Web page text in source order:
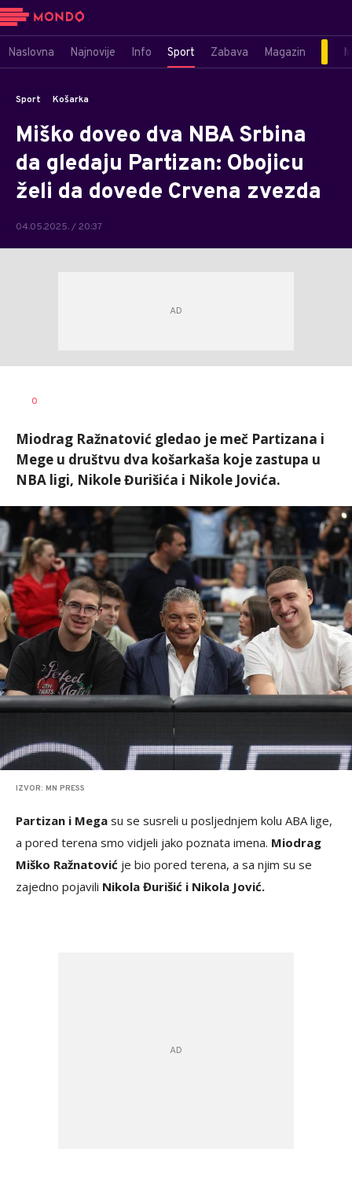
Naslovna Najnovije Info Sport Zabava Magazin
Sport Košarka
Miško doveo dva NBA Srbina
da gledaju Partizan: Obojicu
želi da dovede Crvena zvezda
04.05.2025. / 20:37
AUTOR
0
Miodrag Ražnatović gledao je meč Partizana i
Mege u društvu dva košarkaša koje zastupa u
NBA ligi, Nikole Đurišića i Nikole Jovića.
IZVOR: MN PRESS
Partizan i Mega su se susreli u posljednjem kolu ABA lige,
a pored terena smo vidjeli jako poznata imena. Miodrag
Miško Ražnatović je bio pored terena, a sa njim su se
zajedno pojavili Nikola Đurišić i Nikola Jović.